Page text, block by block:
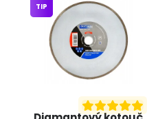
TIP